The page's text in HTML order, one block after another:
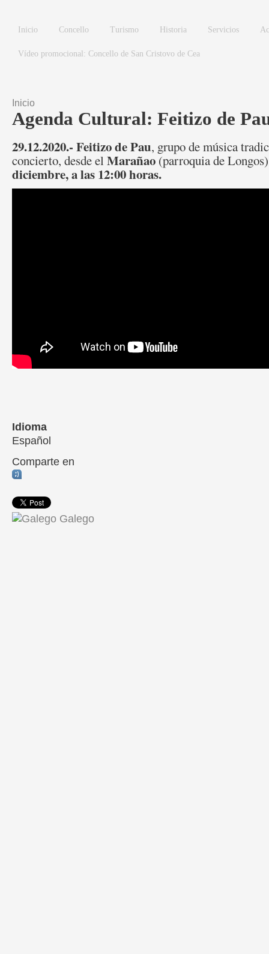
Inicio Concello Turismo Historia Servicios
Vídeo promocional: Concello de San Cristovo de Cea
Se encuentra usted aquí
Inicio
Agenda Cultural: Feitizo de
29.12.2020.- Feitizo de Pau, grupo de música
concierto, desde elMarañao (parroquia de
diciembre, a las 12:00 horas.
Idioma
Español
Comparte en
Galego